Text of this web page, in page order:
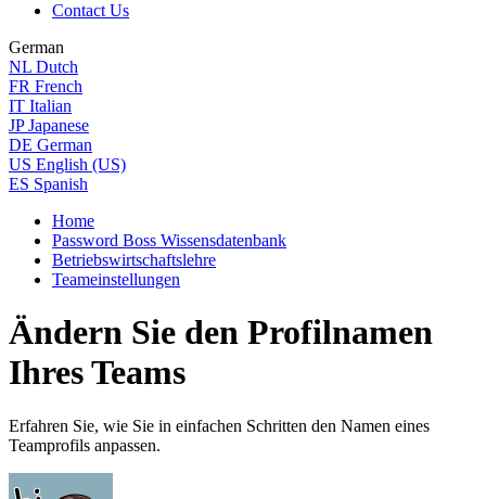
Contact Us
German
NL Dutch
FR French
IT Italian
JP Japanese
DE German
US English (US)
ES Spanish
Home
Password Boss Wissensdatenbank
Betriebswirtschaftslehre
Teameinstellungen
Ändern Sie den Profilnamen
Ihres Teams
Erfahren Sie, wie Sie in einfachen Schritten den Namen eines
Teamprofils anpassen.